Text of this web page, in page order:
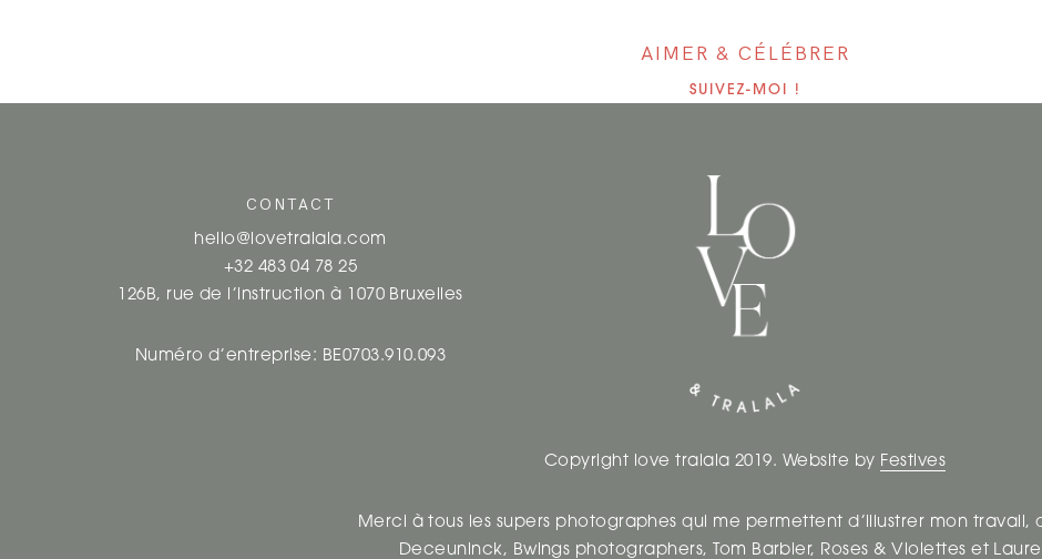
AIMER & CÉLÉBRER
SUIVEZ-MOI !
CONTACT
hello@lovetralala.com
+32 483 04 78 25
126B, rue de l’instruction à 1070 Bruxelles
Numéro d’entreprise: BE0703.910.093
Copyright love tralala 2019. Website by Festives
Merci à tous les supers photographes qui me permettent d’illustrer mon travail,
Deceuninck , Bwings photographers, Tom Barbier, Roses & Violettes et